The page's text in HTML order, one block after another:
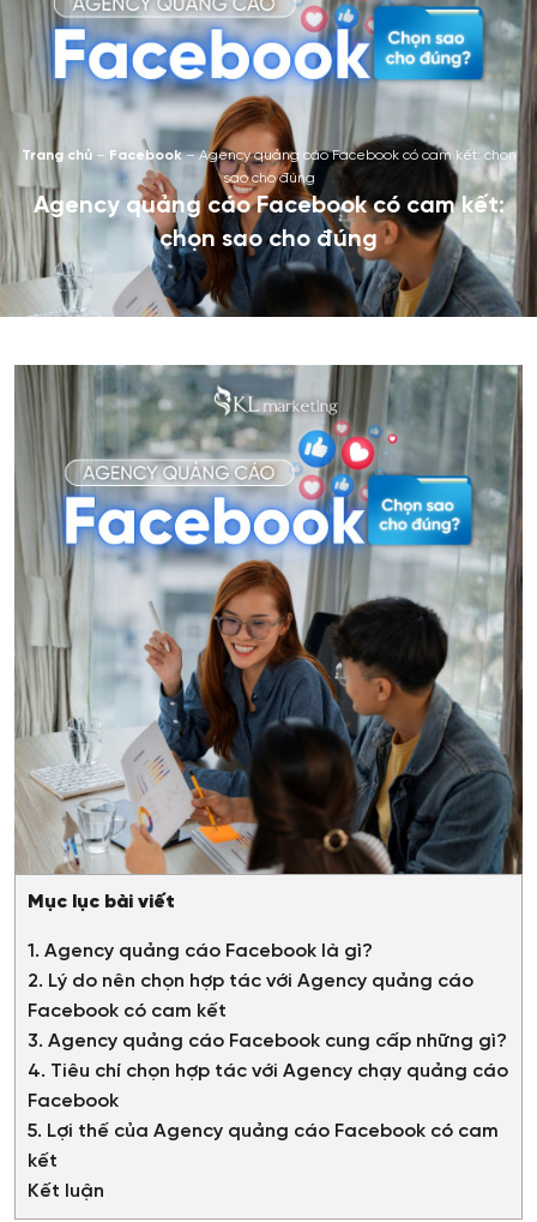
Trang chủ– Facebook–Agency quảng cáo Facebook có cam kết: chọn
sao cho đúng
Agency quảng cáo Facebook có cam kết:
chọn sao cho đúng
Mục lục bài viết
1. Agency quảng cáo Facebook là gì?
2. Lý do nên chọn hợp tác với Agency quảng cáo
Facebook có cam kết
3. Agency quảng cáo Facebook cung cấp những gì?
4. Tiêu chí chọn hợp tác với Agency chạy quảng cáo
Facebook
5. Lợi thế của Agency quảng cáo Facebook có cam
kết
Kết luận